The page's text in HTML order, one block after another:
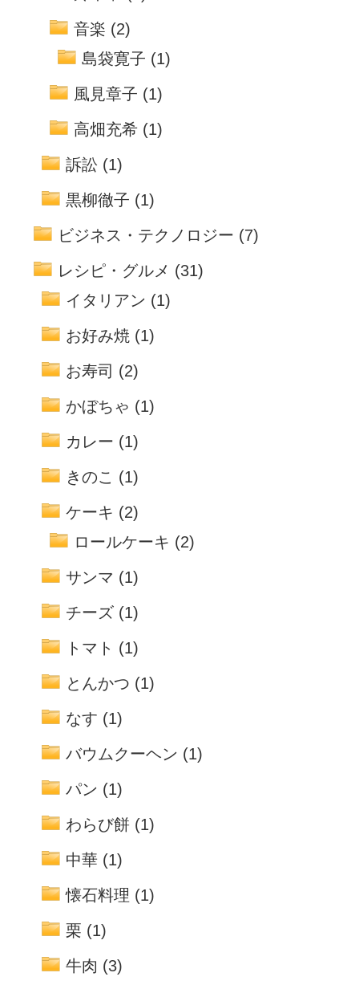
音楽 (2)
島袋寛子 (1)
風見章子 (1)
高畑充希 (1)
訴訟 (1)
黒柳徹子 (1)
ビジネス・テクノロジー (7)
レシピ・グルメ (31)
イタリアン (1)
お好み焼 (1)
お寿司 (2)
かぼちゃ (1)
カレー (1)
きのこ (1)
ケーキ (2)
ロールケーキ (2)
サンマ (1)
チーズ (1)
トマト (1)
とんかつ (1)
なす (1)
バウムクーヘン (1)
パン (1)
わらび餅 (1)
中華 (1)
懐石料理 (1)
栗 (1)
牛肉 (3)